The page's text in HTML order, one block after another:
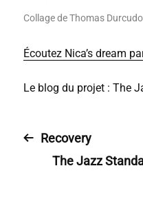
Collage de Thomas
Écoutez Nica’s dream
Le blog du projet : The
Recovery
The Jazz